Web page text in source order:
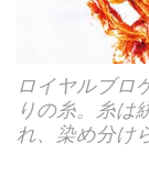
ロイヤルブロ
りの糸。糸は
れ、染め分け